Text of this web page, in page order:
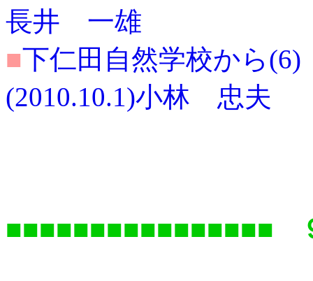
長井 一雄
■下仁田自然学校から
(2010.10.1)小林 忠夫
■■■■■■■■■■■■■■■■